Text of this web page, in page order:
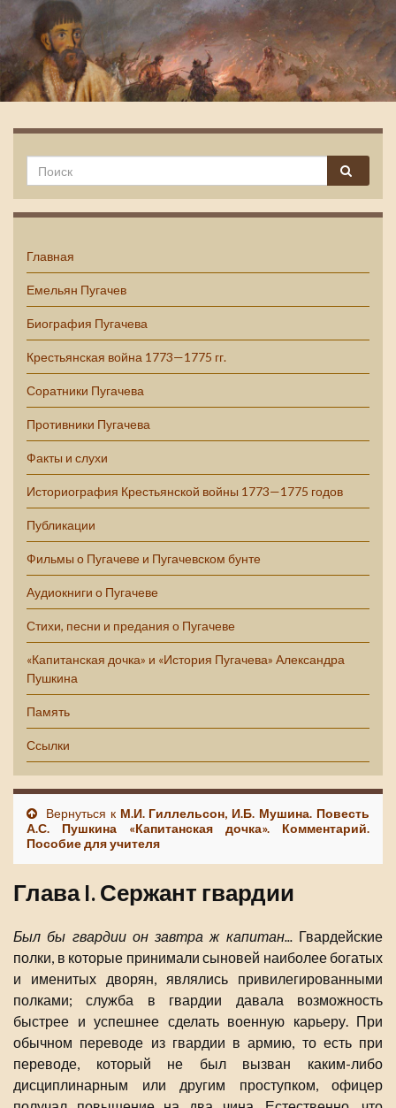
Емельян Пугачев
Главная
Емельян Пугачев
Биография Пугачева
Крестьянская война 1773—1775 гг.
Соратники Пугачева
Противники Пугачева
Факты и слухи
Историография Крестьянской войны 1773—1775 годов
Публикации
Фильмы о Пугачеве и Пугачевском бунте
Аудиокниги о Пугачеве
Стихи, песни и предания о Пугачеве
«Капитанская дочка» и «История Пугачева» Александра
Пушкина
Память
Ссылки
Вернуться к М.И. Гиллельсон, И.Б. Мушина. Повесть
А.С. Пушкина «Капитанская дочка». Комментарий.
Пособие для учителя
Глава I. Сержант гвардии
Был бы гвардии он завтра ж капитан...Гвардейские
полки, в которые принимали сыновей наиболее богатых
и именитых дворян, являлись привилегированными
полками; служба в гвардии давала возможность
быстрее и успешнее сделать военную карьеру. При
обычном переводе из гвардии в армию, то есть при
переводе, который не был вызван каким-либо
дисциплинарным или другим проступком, офицер